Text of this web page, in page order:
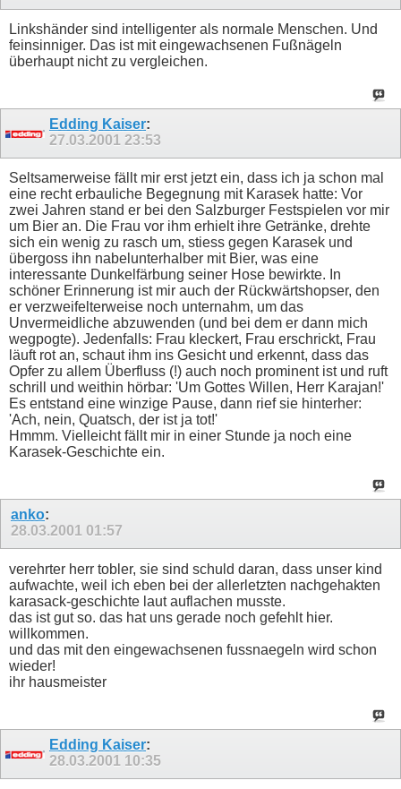
Linkshänder sind intelligenter als normale Menschen. Und
feinsinniger. Das ist mit eingewachsenen Fußnägeln
überhaupt nicht zu vergleichen.
Edding Kaiser:
27.03.2001 23:53
Seltsamerweise fällt mir erst jetzt ein, dass ich ja schon mal
eine recht erbauliche Begegnung mit Karasek hatte: Vor
zwei Jahren stand er bei den Salzburger Festspielen vor mir
um Bier an. Die Frau vor ihm erhielt ihre Getränke, drehte
sich ein wenig zu rasch um, stiess gegen Karasek und
übergoss ihn nabelunterhalber mit Bier, was eine
interessante Dunkelfärbung seiner Hose bewirkte. In
schöner Erinnerung ist mir auch der Rückwärtshopser, den
er verzweifelterweise noch unternahm, um das
Unvermeidliche abzuwenden (und bei dem er dann mich
wegpogte). Jedenfalls: Frau kleckert, Frau erschrickt, Frau
läuft rot an, schaut ihm ins Gesicht und erkennt, dass das
Opfer zu allem Überfluss (!) auch noch prominent ist und ruft
schrill und weithin hörbar: 'Um Gottes Willen, Herr Karajan!'
Es entstand eine winzige Pause, dann rief sie hinterher:
'Ach, nein, Quatsch, der ist ja tot!'
Hmmm. Vielleicht fällt mir in einer Stunde ja noch eine
Karasek-Geschichte ein.
anko:
28.03.2001 01:57
verehrter herr tobler, sie sind schuld daran, dass unser kind
aufwachte, weil ich eben bei der allerletzten nachgehakten
karasack-geschichte laut auflachen musste.
das ist gut so. das hat uns gerade noch gefehlt hier.
willkommen.
und das mit den eingewachsenen fussnaegeln wird schon
wieder!
ihr hausmeister
Edding Kaiser:
28.03.2001 10:35